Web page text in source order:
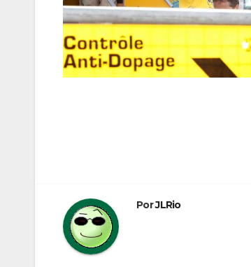
entradas
PorJLRio